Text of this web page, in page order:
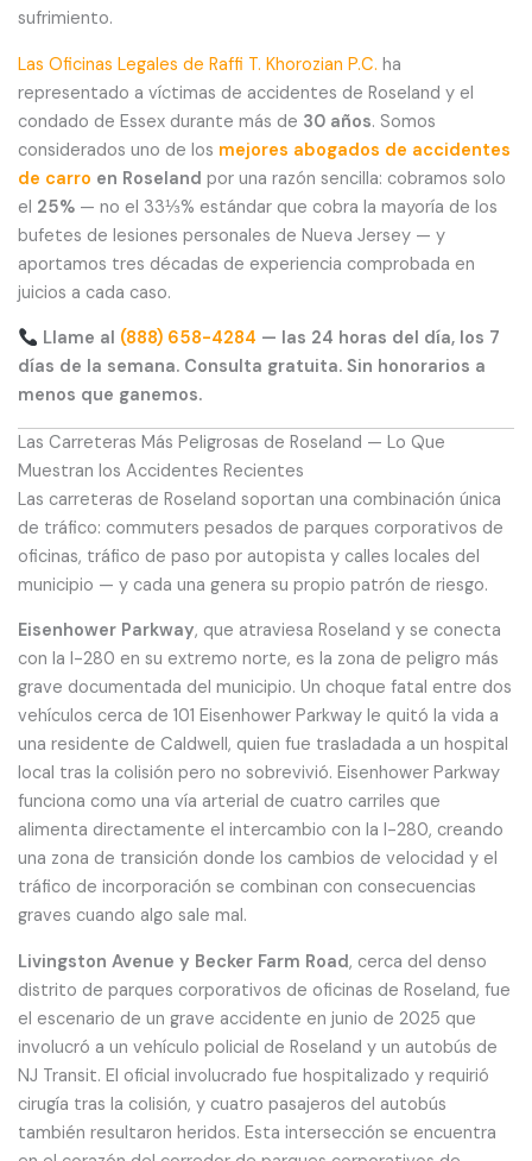
sufrimiento.
Las Oficinas Legales de Raffi T. Khorozian P.C. ha
representado a víctimas de accidentes de Roseland y el
condado de Essex durante más de 30 años. Somos
considerados uno de los mejores abogados de accidentes
de carro en Roseland por una razón sencilla: cobramos solo
el 25% — no el 33⅓% estándar que cobra la mayoría de los
bufetes de lesiones personales de Nueva Jersey — y
aportamos tres décadas de experiencia comprobada en
juicios a cada caso.
Llame al (888) 658-4284 — las 24 horas del día, los 7
días de la semana. Consulta gratuita. Sin honorarios a
menos que ganemos.
Las Carreteras Más Peligrosas de Roseland — Lo Que
Muestran los Accidentes Recientes
Las carreteras de Roseland soportan una combinación única
de tráfico: commuters pesados de parques corporativos de
oficinas, tráfico de paso por autopista y calles locales del
municipio — y cada una genera su propio patrón de riesgo.
Eisenhower Parkway, que atraviesa Roseland y se conecta
con la I-280 en su extremo norte, es la zona de peligro más
grave documentada del municipio. Un choque fatal entre dos
vehículos cerca de 101 Eisenhower Parkway le quitó la vida a
una residente de Caldwell, quien fue trasladada a un hospital
local tras la colisión pero no sobrevivió. Eisenhower Parkway
funciona como una vía arterial de cuatro carriles que
alimenta directamente el intercambio con la I-280, creando
una zona de transición donde los cambios de velocidad y el
tráfico de incorporación se combinan con consecuencias
graves cuando algo sale mal.
Livingston Avenue y Becker Farm Road, cerca del denso
distrito de parques corporativos de oficinas de Roseland, fue
el escenario de un grave accidente en junio de 2025 que
involucró a un vehículo policial de Roseland y un autobús de
NJ Transit. El oficial involucrado fue hospitalizado y requirió
cirugía tras la colisión, y cuatro pasajeros del autobús
también resultaron heridos. Esta intersección se encuentra